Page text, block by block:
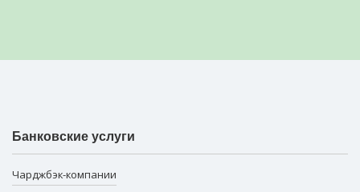
Банковские услуги
Чарджбэк-компании